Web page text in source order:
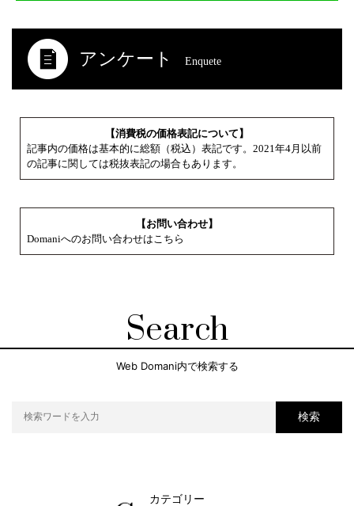
アンケート Enquete
【消費税の価格表記について】
記事内の価格は基本的に総額（税込）表記です。2021年4月以前
の記事に関しては税抜表記の場合もあります。
【お問い合わせ】
Domaniへのお問い合わせはこちら
Search
Web Domani内で検索する
検索
カテゴリー